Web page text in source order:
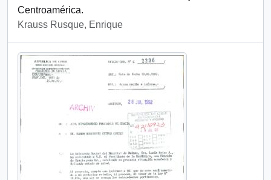
Centroamérica.
Krauss Rusque, Enrique